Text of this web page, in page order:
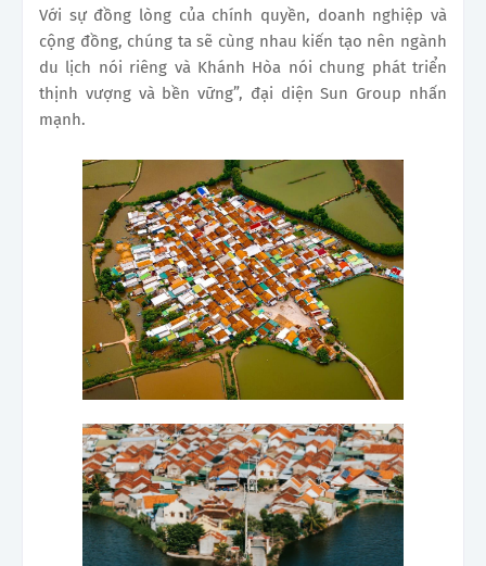
Với sự đồng lòng của chính quyền, doanh nghiệp và
cộng đồng, chúng ta sẽ cùng nhau kiến tạo nên ngành
du lịch nói riêng và Khánh Hòa nói chung phát triển
thịnh vượng và bền vững”, đại diện Sun Group nhấn
mạnh.